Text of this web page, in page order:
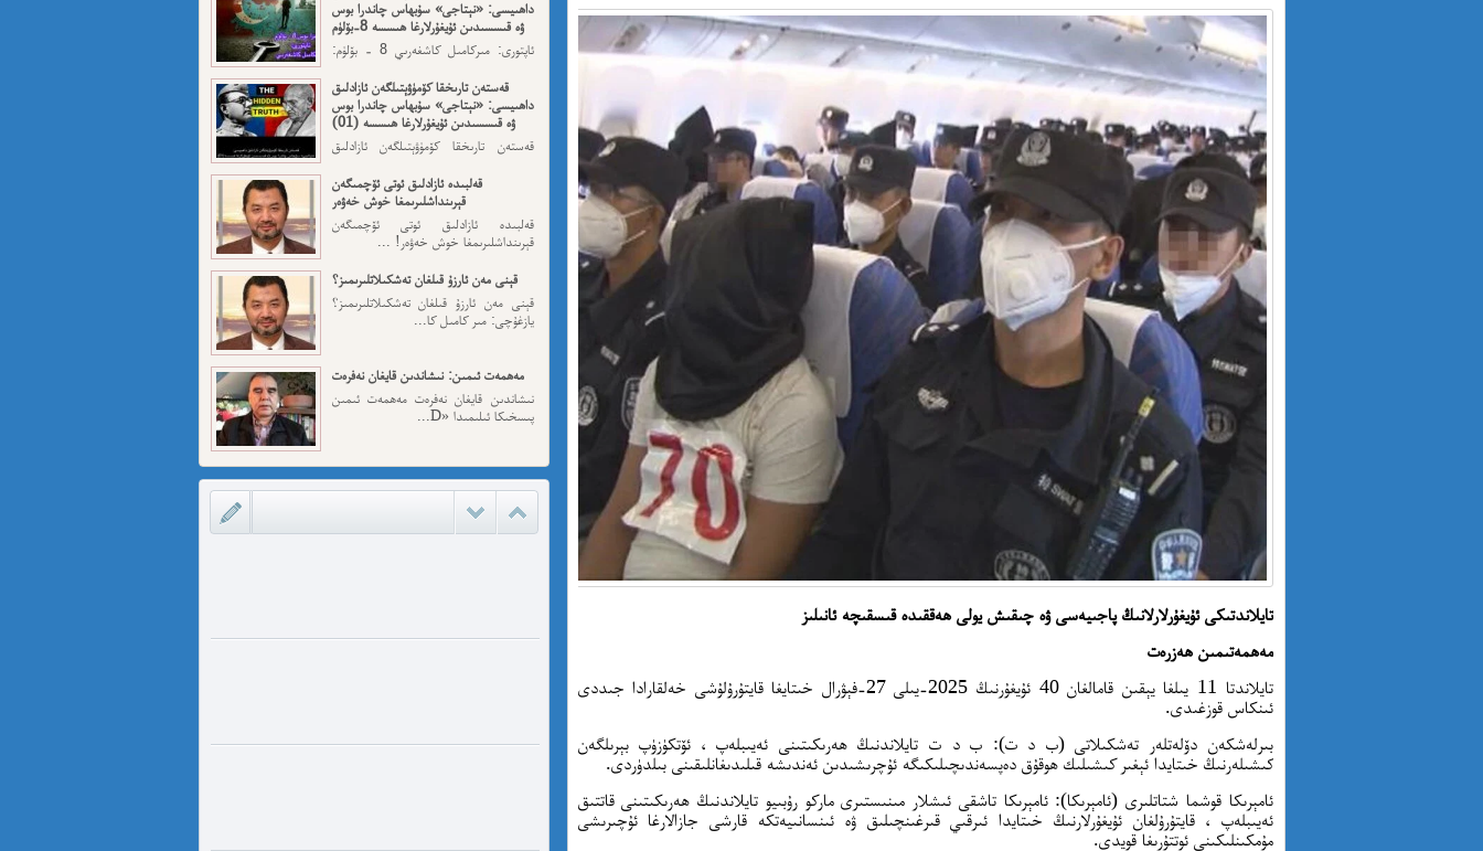
تايلاندتىكى ئۇيغۇرلارلانىڭ پاجىيەسى ۋە چىقىش يولى ھەققىدە قىسقىچە ئانىلىز
مەھمەتىمىن ھەزرەت
تايلاندتا 11 يىلغا يېقىن قامالغان 40 ئۇيغۇرنىڭ 2025-يىلى 27-فېۋرال خىتايغا قايتۇرۇلۇشى خەلقارادا جىددى
ئىنكاس قوزغىدى.
بىرلەشكەن دۆلەتلەر تەشكىلاتى (ب د ت): ب د ت تايلاندنىڭ ھەرىكىتىنى ئەيىبلەپ ، ئۆتكۈزۈپ بېرىلگەن
كىشىلەرنىڭ خىتايدا ئېغىر كىشىلىك ھوقۇق دەپسەندىچىلىكىگە ئۇچرىشىدىن ئەندىشە قىلىدىغانلىقىنى بىلدۈردى.
ئامېرىكا قوشما شتاتلىرى (ئامېرىكا): ئامېرىكا تاشقى ئىشلار مىنىستىرى ماركو رۇبىيو تايلاندنىڭ ھەرىكىتىنى قاتتىق
ئەيىبلەپ ، قايتۇرۇلغان ئۇيغۇرلارنىڭ خىتايدا ئىرقىي قىرغىنچىلىق ۋە ئىنسانىيەتكە قارشى جازالارغا ئۇچىرىشى
مۇمكىنلىكىنى ئوتتۇرىغا قويدى.
داھىيسى: «نېتاجى» سۇبھاس چاندرا بوس
ۋە قىسسىدىن ئۇيغۇرلارغا ھىسسە 8-بۆلۈم
ئاپتورى: مىركامىل كاشغەرىي 8 - بۆلۈم:
قەستەن تارىخقا كۆمۈۋېتىلگەن ئازادلىق
داھىيسى: «نېتاجى» سۇبھاس چاندرا بوس
ۋە قىسسىدىن ئۇيغۇرلارغا ھىسسە (01)
قەستەن تارىخقا كۆمۈۋېتىلگەن ئازادلىق
قەلبىدە ئازادلىق ئوتى ئۆچمىگەن
قېرىنداشلىرىمغا خوش خەۋەر
قەلبىدە ئازادلىق ئوتى ئۆچمىگەن
قېرىنداشلىرىمغا خوش خەۋەر! ...
قېنى مەن ئارزۇ قىلغان تەشكىلاتلىرىمىز؟
قېنى مەن ئارزۇ قىلغان تەشكىلاتلىرىمىز؟
يازغۇچى: مىر كامىل كا...
مەھمەت ئىمىن: نىشاندىن قايغان نەفرەت
نىشاندىن قايغان نەفرەت مەھمەت ئىمىن
پىسخىكا ئىلىمىدا «D...
مەمەت ئىمىن : ئادالەتسىزلىك ئازابى
كىشىلەرنى ئادالەتلىك قىلامدۇ؟
ئادالەتسىزلىك ئازابى كىشىلەرنى ئادالەتلىك
قىلامدۇ؟ مەمەت ئ...